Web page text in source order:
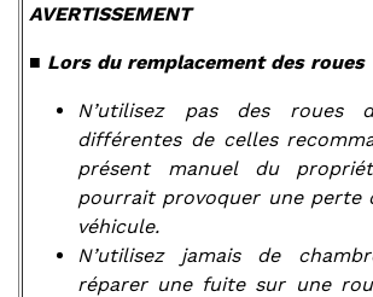
AVERTISSEMENT
■ Lors du remplacement des roues
N’utilisez pas des roues
différentes de celles
présent manuel du
pourrait provoquer une perte
véhicule.
N’utilisez jamais de
réparer une fuite sur une